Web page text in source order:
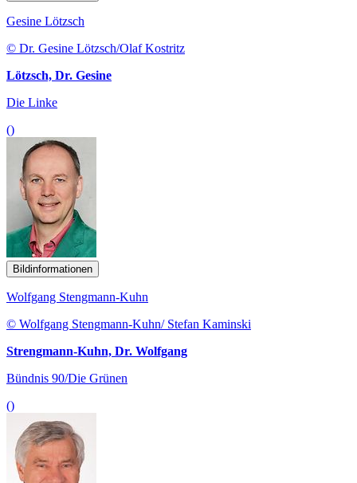
Gesine Lötzsch
© Dr. Gesine Lötzsch/Olaf Kostritz
Lötzsch, Dr. Gesine
Die Linke
()
Bildinformationen
Wolfgang Stengmann-Kuhn
© Wolfgang Stengmann-Kuhn/ Stefan Kaminski
Strengmann-Kuhn, Dr. Wolfgang
Bündnis 90/Die Grünen
()